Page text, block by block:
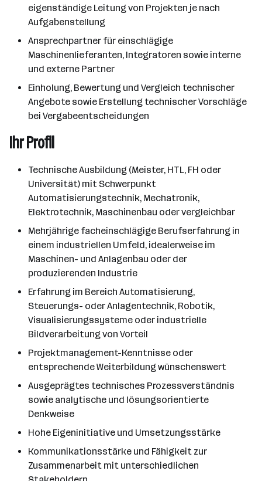
eigenständige Leitung von Projekten je nach
Aufgabenstellung
Ansprechpartner für einschlägige
Maschinenlieferanten, Integratoren sowie interne
und externe Partner
Einholung, Bewertung und Vergleich technischer
Angebote sowie Erstellung technischer Vorschläge
bei Vergabeentscheidungen
Ihr Profil
Technische Ausbildung (Meister, HTL, FH oder
Universität) mit Schwerpunkt
Automatisierungstechnik, Mechatronik,
Elektrotechnik, Maschinenbau oder vergleichbar
Mehrjährige facheinschlägige Berufserfahrung in
einem industriellen Umfeld, idealerweise im
Maschinen- und Anlagenbau oder der
produzierenden Industrie
Erfahrung im Bereich Automatisierung,
Steuerungs- oder Anlagentechnik, Robotik,
Visualisierungssysteme oder industrielle
Bildverarbeitung von Vorteil
Projektmanagement-Kenntnisse oder
entsprechende Weiterbildung wünschenswert
Ausgeprägtes technisches Prozessverständnis
sowie analytische und lösungsorientierte
Denkweise
Hohe Eigeninitiative und Umsetzungsstärke
Kommunikationsstärke und Fähigkeit zur
Zusammenarbeit mit unterschiedlichen